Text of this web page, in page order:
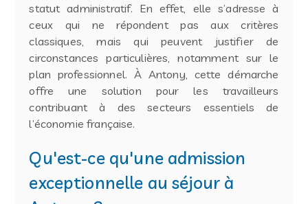
statut administratif. En effet, elle s’adresse à
ceux qui ne répondent pas aux critères
classiques, mais qui peuvent justifier de
circonstances particulières, notamment sur le
plan professionnel. À Antony, cette démarche
offre une solution pour les travailleurs
contribuant à des secteurs essentiels de
l’économie française.
Qu'est-ce qu'une admission
exceptionnelle au séjour à